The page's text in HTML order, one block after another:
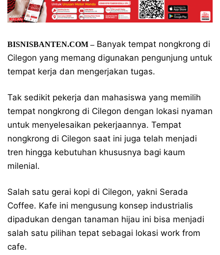
BISNISBANTEN.COM –Banyak tempat nongkrong di
Cilegon yang memang digunakan pengunjung untuk
tempat kerja dan mengerjakan tugas.
Tak sedikit pekerja dan mahasiswa yang memilih
tempat nongkrong di Cilegon dengan lokasi nyaman
untuk menyelesaikan pekerjaannya. Tempat
nongkrong di Cilegon saat ini juga telah menjadi
tren hingga kebutuhan khususnya bagi kaum
milenial.
Salah satu gerai kopi di Cilegon, yakni Serada
Coffee. Kafe ini mengusung konsep industrialis
dipadukan dengan tanaman hijau ini bisa menjadi
salah satu pilihan tepat sebagai lokasi work from
cafe.